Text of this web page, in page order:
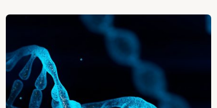
Patologia e genetica